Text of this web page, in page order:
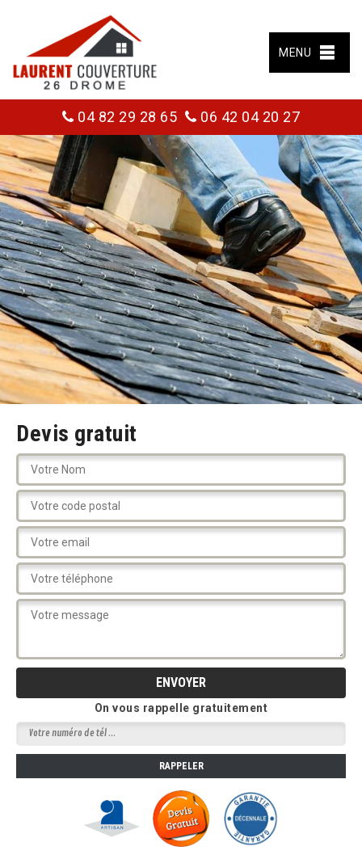
MENU
04 82 29 28 65 06 42 04 20 27
Devis gratuit
On vous rappelle gratuitement